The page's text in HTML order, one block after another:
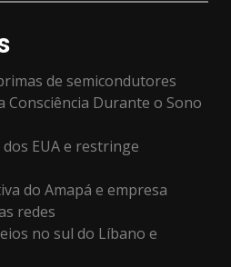
de semicondutores
Consciência Durante o Sono
EUA e restringe
do Amapá e empresa
redes
no sul do Líbano e